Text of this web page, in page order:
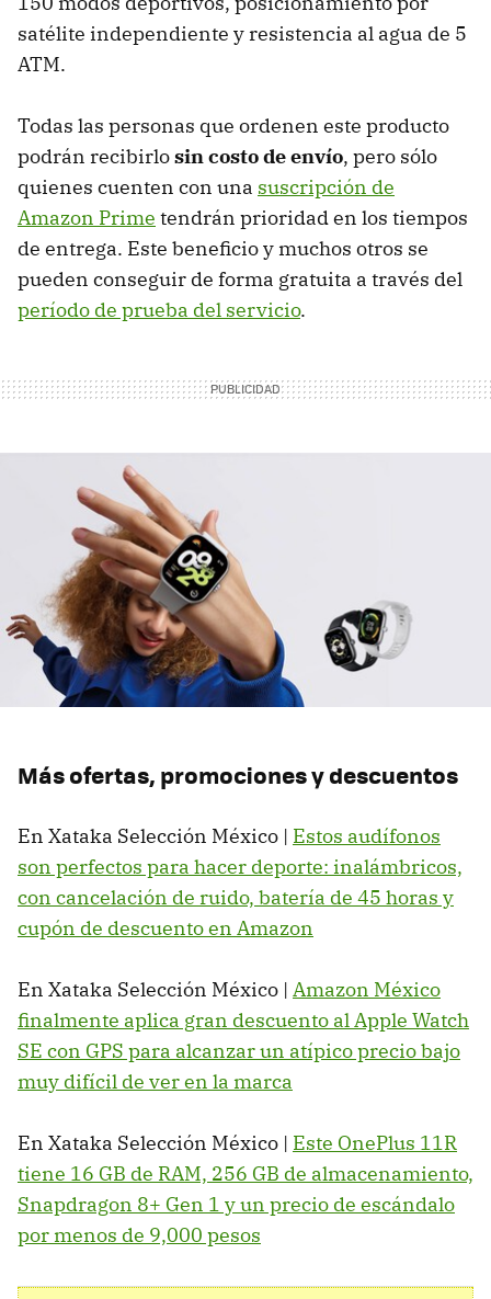
satélite independiente y resistencia al agua de 5
ATM.
Todas las personas que ordenen este producto
podrán recibirlosin costo de envío, pero sólo
quienes cuenten con una suscripción de
Amazon Prime tendrán prioridad en los tiempos
de entrega. Este beneficio y muchos otros se
pueden conseguir de forma gratuita a través del
período de prueba del servicio.
Más ofertas, promociones y descuentos
En Xataka Selección México | Estos audífonos
son perfectos para hacer deporte: inalámbricos,
con cancelación de ruido, batería de 45 horas y
cupón de descuento en Amazon
En Xataka Selección México | Amazon México
finalmente aplica gran descuento al Apple Watch
SE con GPS para alcanzar un atípico precio bajo
muy difícil de ver en la marca
En Xataka Selección México | Este OnePlus 11R
tiene 16 GB de RAM, 256 GB de almacenamiento,
Snapdragon 8+ Gen 1 y un precio de escándalo
por menos de 9,000 pesos